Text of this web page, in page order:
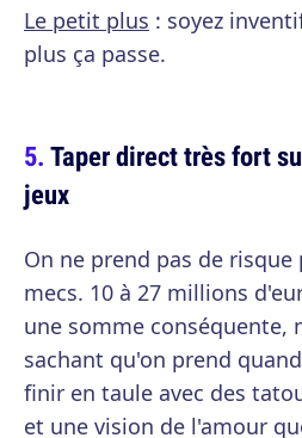
Le petit plus : soyez
plus ça passe.
Taper direct très fort
jeux
On ne prend pas de risque
mecs. 10 à 27 millions
une somme conséquente,
sachant qu'on prend
finir en taule avec des
et une vision de l'amour